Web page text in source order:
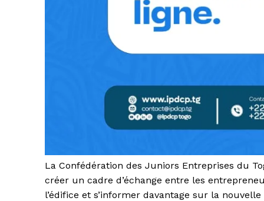
La Confédération des Juniors Entreprises du
créer un cadre d’échange entre les
l’édifice et s’informer davantage sur la